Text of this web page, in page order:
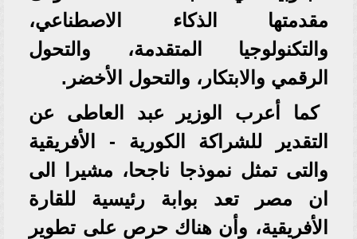
مقدمتها الذكاء الاصطناعي،
والتكنولوجيا المتقدمة، والتحول
الرقمي والابتكار، والتحول الأخضر.
كما أعرب الوزير عبد العاطى عن
التقدير للشراكة الكورية - الأفريقية
والتى تمثل نموذجا ناجحا، مشيرا الى
ان مصر تعد بوابة رئيسية للقارة
الأفريقية، وأن هناك حرص على تطوير